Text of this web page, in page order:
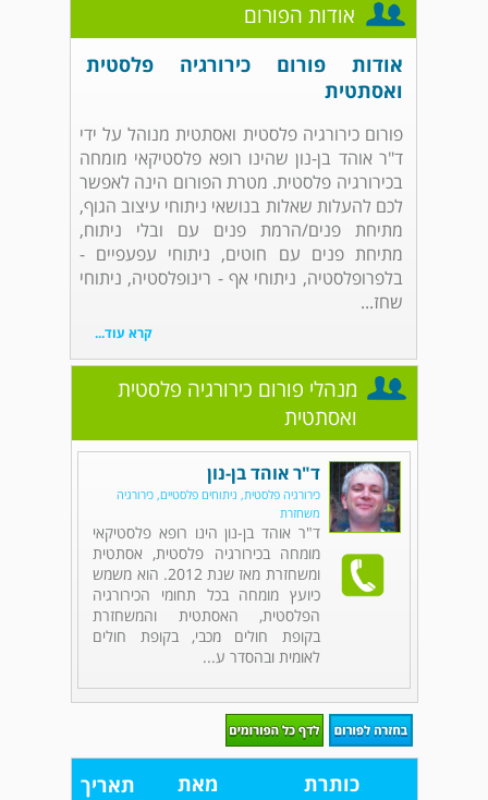
אודות הפורום
אודות פורום כירורגיה פלסטית
ואסתטית
פורום כירורגיה פלסטית ואסתטית מנוהל על ידי
ד"ר אוהד בן-נון שהינו רופא פלסטיקאי מומחה
בכירורגיה פלסטית. מטרת הפורום הינה לאפשר
לכם להעלות שאלות בנושאי ניתוחי עיצוב הגוף,
מתיחת פנים/הרמת פנים עם ובלי ניתוח,
מתיחת פנים עם חוטים, ניתוחי עפעפיים -
בלפרופלסטיה, ניתוחי אף - רינופלסטיה, ניתוחי
שחז...
קרא עוד...
מנהלי פורום כירורגיה פלסטית
ואסתטית
ד"ר אוהד בן-נון
כירורגיה פלסטית, ניתוחים פלסטיים, כירורגיה
משחזרת
ד"ר אוהד בן-נון הינו רופא פלסטיקאי
מומחה בכירורגיה פלסטית, אסתטית
ומשחזרת מאז שנת 2012. הוא משמש
כיועץ מומחה בכל תחומי הכירורגיה
הפלסטית, האסתטית והמשחזרת
בקופת חולים מכבי, בקופת חולים
לאומית ובהסדר ע...
כותרת מאת תאריך